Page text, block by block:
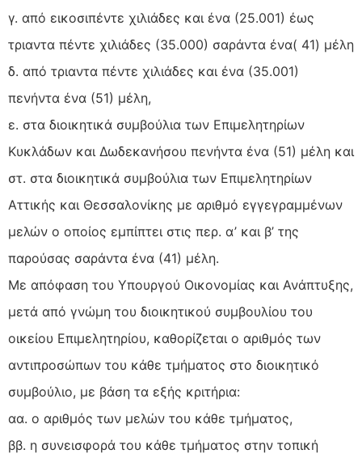
γ. από εικοσιπέντε χιλιάδες και ένα (25.001) έως
τριαντα πέντε χιλιάδες (35.000) σαράντα ένα( 41) μέλη
δ. από τριαντα πέντε χιλιάδες και ένα (35.001)
πενήντα ένα (51) μέλη,
ε. στα διοικητικά συμβούλια των Επιμελητηρίων
Κυκλάδων και Δωδεκανήσου πενήντα ένα (51) μέλη και
στ. στα διοικητικά συμβούλια των Επιμελητηρίων
Αττικής και Θεσσαλονίκης με αριθμό εγγεγραμμένων
μελών ο οποίος εμπίπτει στις περ. α’ και β’ της
παρούσας σαράντα ένα (41) μέλη.
Με απόφαση του Υπουργού Οικονομίας και Ανάπτυξης,
μετά από γνώμη του διοικητικού συμβουλίου του
οικείου Επιμελητηρίου, καθορίζεται ο αριθμός των
αντιπροσώπων του κάθε τμήματος στο διοικητικό
συμβούλιο, με βάση τα εξής κριτήρια:
αα. ο αριθμός των μελών του κάθε τμήματος,
ββ. η συνεισφορά του κάθε τμήματος στην τοπική